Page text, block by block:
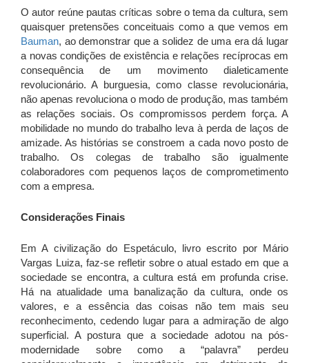
O autor reúne pautas críticas sobre o tema da cultura, sem
quaisquer pretensões conceituais como a que vemos em
Bauman, ao demonstrar que a solidez de uma era dá lugar
a novas condições de existência e relações recíprocas em
consequência de um movimento dialeticamente
revolucionário. A burguesia, como classe revolucionária,
não apenas revoluciona o modo de produção, mas também
as relações sociais. Os compromissos perdem força. A
mobilidade no mundo do trabalho leva à perda de laços de
amizade. As histórias se constroem a cada novo posto de
trabalho. Os colegas de trabalho são igualmente
colaboradores com pequenos laços de comprometimento
com a empresa.
Considerações Finais
Em A civilização do Espetáculo, livro escrito por Mário
Vargas Luiza, faz-se refletir sobre o atual estado em que a
sociedade se encontra, a cultura está em profunda crise.
Há na atualidade uma banalização da cultura, onde os
valores, e a essência das coisas não tem mais seu
reconhecimento, cedendo lugar para a admiração de algo
superficial. A postura que a sociedade adotou na pós-
modernidade sobre como a “palavra” perdeu